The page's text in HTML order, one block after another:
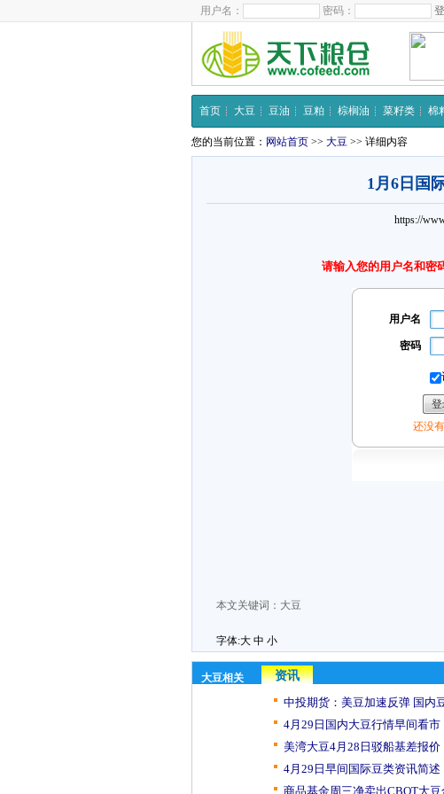
用户名： 密码：
首页 大豆 豆油 豆粕 棕榈油 菜籽类 棉
您的当前位置： 网站首页 >> 大豆 >> 详细内容
1月6日国
https://
请输入您的用户名和密
用户名
密码
还没
本文关键词： 大豆
字体:大 中 小
大豆相关
资讯
中投期货：美豆加速反弹 国内
4月29日国内大豆行情早间看市
美湾大豆4月28日驳船基差报价
4月29日早间国际豆类资讯简述
商品基金周三净卖出CBOT大豆